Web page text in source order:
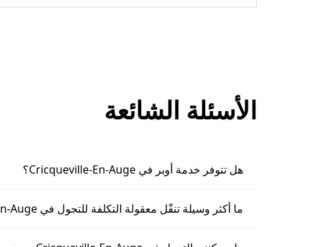
الأسئلة الشائعة
هل تتوفر خدمة أوبر في Cricqueville-En-Auge؟
ما أكثر وسيلة تنقّل معقولة التكلفة للتجول في Cricqueville-En-Auge؟